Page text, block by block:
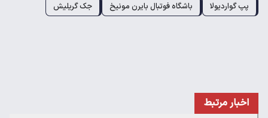
پپ گواردیولا باشگاه فوتبال بایرن مونیخ جک گریلیش
اخبار مرتبط